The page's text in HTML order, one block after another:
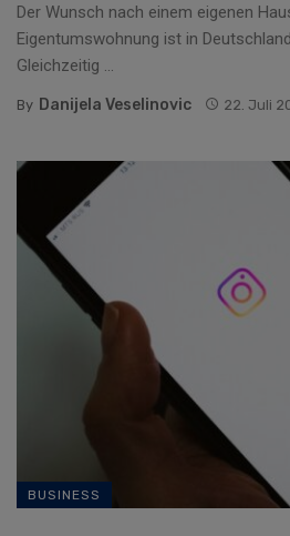
Der Wunsch nach einem eigenen
Eigentumswohnung ist in
Gleichzeitig ...
By Danijela Veselinovic 22. Juli
BUSINESS